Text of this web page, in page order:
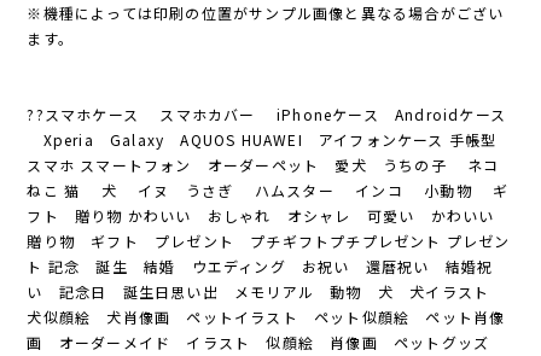
※機種によっては印刷の位置がサンプル画像と異なる場合がござい
ます。
??スマホケース スマホカバー iPhoneケース Androidケース
Xperia Galaxy AQUOS HUAWEI アイフォンケース 手帳型
スマホ スマートフォン オーダーペット 愛犬 うちの子 ネコ
ねこ 猫 犬 イヌ うさぎ ハムスター インコ 小動物 ギ
フト 贈り物 かわいい おしゃれ オシャレ 可愛い かわいい
贈り物 ギフト プレゼント プチギフトプチプレゼント プレゼン
ト 記念 誕生 結婚 ウエディング お祝い 還暦祝い 結婚祝
い 記念日 誕生日思い出 メモリアル 動物 犬 犬イラスト
犬似顔絵 犬肖像画 ペットイラスト ペット似顔絵 ペット肖像
画 オーダーメイド イラスト 似顔絵 肖像画 ペットグッズ